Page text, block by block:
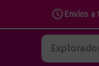
Envíos a
Buscar